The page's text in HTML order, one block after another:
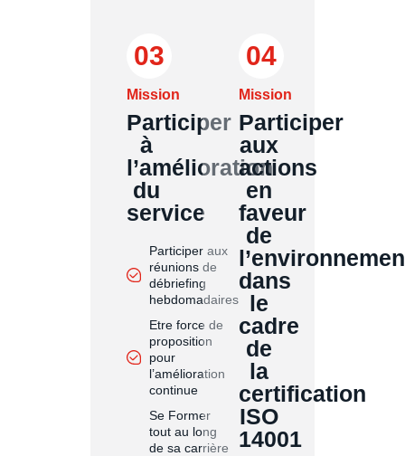
03
Mission
Participer
à
l’amélioration
du
service
Participer aux
réunions de
débriefing
hebdomadaires
Etre force de
proposition
pour
l’amélioration
continue
Se Former
tout au long
de sa carrière
04
Mission
Participer
aux
actions
en
faveur
de
dans
le
cadre
de
la
certification
ISO
14001